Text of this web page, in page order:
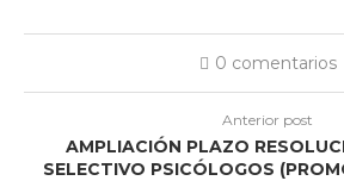
0 comentarios
Anterior post
AMPLIACIÓN PLAZO
SELECTIVO PSICÓLOGOS